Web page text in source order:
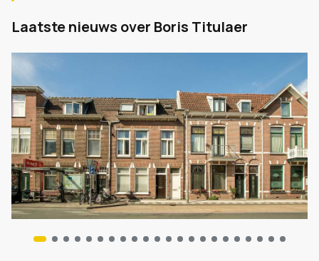
Laatste nieuws over Boris Titulaer